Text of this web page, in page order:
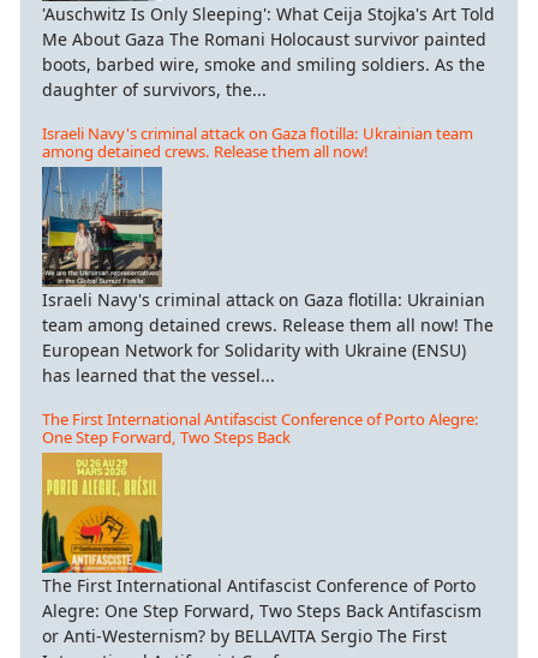
'Auschwitz Is Only Sleeping': What Ceija Stojka's Art Told
Me About Gaza The Romani Holocaust survivor painted
boots, barbed wire, smoke and smiling soldiers. As the
daughter of survivors, the...
Israeli Navy's criminal attack on Gaza flotilla: Ukrainian team
among detained crews. Release them all now!
Israeli Navy's criminal attack on Gaza flotilla: Ukrainian
team among detained crews. Release them all now! The
European Network for Solidarity with Ukraine (ENSU)
has learned that the vessel...
The First International Antifascist Conference of Porto Alegre:
One Step Forward, Two Steps Back
The First International Antifascist Conference of Porto
Alegre: One Step Forward, Two Steps Back Antifascism
or Anti-Westernism? by BELLAVITA Sergio The First